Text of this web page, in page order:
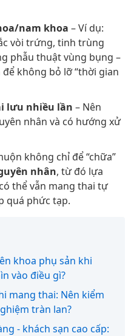
nam khoa – Ví dụ:
vòi trứng, tinh trùng
phẫu thuật vùng bụng –
không bỏ lỡ “thời gian
lưu nhiều lần – Nên
nhân và có hướng xử
không chỉ để “chữa”
nhân, từ đó lựa
thể vẫn mang thai tự
quá phức tạp.
khoa phụ sản khi
vào điều gì?
mang thai: Nên kiểm
tràn lan?
- khách sạn cao cấp: